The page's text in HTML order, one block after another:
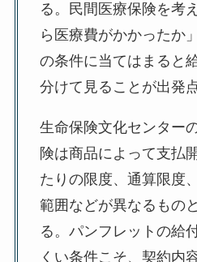
る。民間医療保険を考
ら医療費がかかったか
の条件に当てはまると
分けて見ることが出発
生命保険文化センター
険は商品によって支払
たりの限度、通算限度
範囲などが異なるもの
る。パンフレットの給
くい条件こそ、契約内